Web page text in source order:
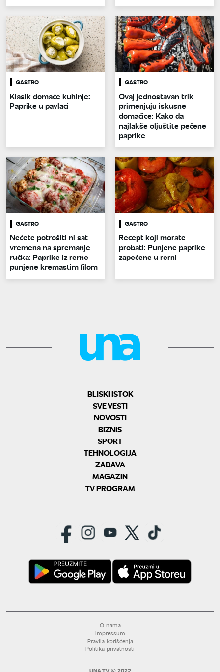
GASTRO
Klasik domaće kuhinje:
Paprike u pavlaci
GASTRO
Ovaj jednostavan trik
primenjuju iskusne
domaćice: Kako da
najlakše oljuštite pečene
paprike
GASTRO
Nećete potrošiti ni sat
vremena na spremanje
ručka: Paprike iz rerne
punjene kremastim filom
GASTRO
Recept koji morate
probati: Punjene paprike
zapečene u rerni
BLISKI ISTOK
SVE VESTI
NOVOSTI
BIZNIS
SPORT
TEHNOLOGIJA
ZABAVA
MAGAZIN
TV PROGRAM
O nama
Impressum
Pravila korišćenja
Politika privatnosti